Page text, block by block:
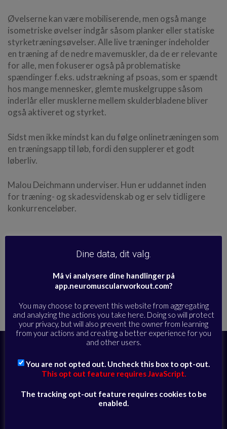
Øvelserne kan være mobiliserende, men også mange
isometriske øvelser indgår såsom planker eller statiske
styrketræningsøvelser. Alle live træninger indeholder
en træning af de nedre mavemuskler, da de er relevante
for alle, men fokuserer også på problematiske
spændinger f.eks. udstrækning af psoas, som er spændt
hos mange mennesker, glemte muskelgruppe såsom
inderlår eller musklerne mellem skulderbladene bliver
også aktiveret og styrket.
Sidst men ikke mindst kan du følge onlinetræningen som
en træningsapp til løb, fordi den supplerer et godt
løberliv.
Malou Deichmann underviser. Hun er uddannet inden
for træning- og skadesvidenskab og er selv tidligere
konkurrenceløber.
sundhedsinformation >
Alle øvelser
kerne intens | Live Workout Replay | 03-11-2022
videobiblioteket og modtage daglige e-
mails med eksklusivt udvalgte sessioner
ABONNER HER
Dine data, dit valg.
Må vi analysere dine handlinger på
app.neuromuscularworkout.com?
You may choose to prevent this website from aggregating
and analyzing the actions you take here. Doing so will protect
your privacy, but will also prevent the owner from learning
from your actions and creating a better experience for you
and other users.
You are not opted out. Uncheck this box to opt-out.
This opt out feature requires JavaScript.
The tracking opt-out feature requires cookies to be
enabled.